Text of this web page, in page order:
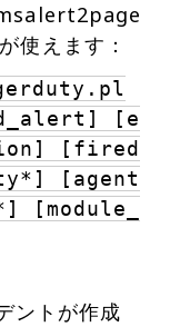
使えます：
[e
[fired
[agent
[module_
ントが作成